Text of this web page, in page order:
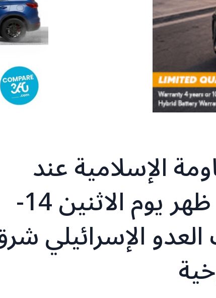
الإسلامية عند
الساعة (4:20) من بعد ظهر يوم الاثنين 14-
العدو الإسرائيلي